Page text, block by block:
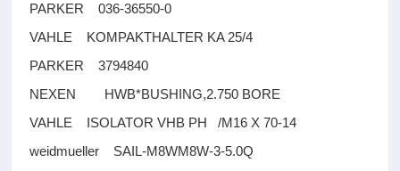
PARKER 036-36550-0
VAHLE KOMPAKTHALTER KA 25/4
PARKER 3794840
NEXEN HWB*BUSHING,2.750 BORE
VAHLE ISOLATOR VHB PH /M16 X 70-14
weidmueller SAIL-M8WM8W-3-5.0Q